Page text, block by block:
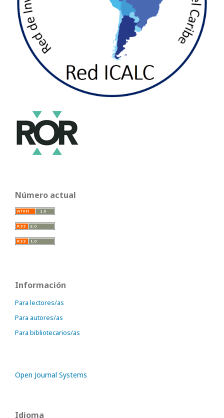
Número actual
Información
Para lectores/as
Para autores/as
Para bibliotecarios/as
Open Journal Systems
Idioma